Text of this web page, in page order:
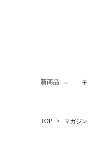
新商品
TOP マガジ